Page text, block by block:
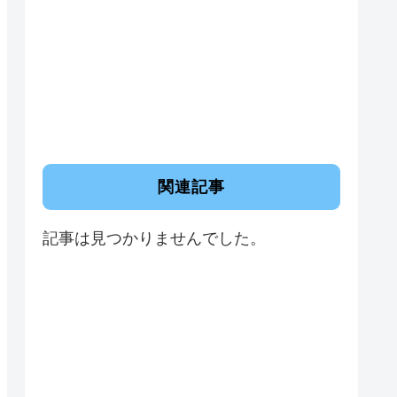
関連記事
記事は見つかりませんでした。